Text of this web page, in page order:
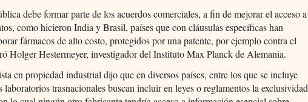
debe formar parte de los acuerdos comerciales, a fin de mejorar el acceso a
como hicieron India y Brasil, países que con cláusulas específicas han
fármacos de alto costo, protegidos por una patente, por ejemplo contra el
Holger Hestermeyer, investigador del Instituto Max Planck de Alemania.
en propiedad industrial dijo que en diversos países, entre los que se incluye
trasnacionales buscan incluir en leyes o reglamentos la exclusividad